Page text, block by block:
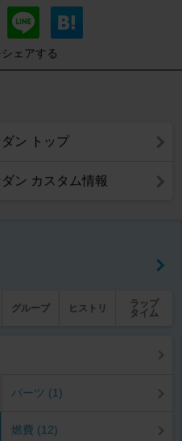
ェアする
ン トップ
ン カスタム情報
グループ ヒストリ
ラップ
タイム
パーツ (1)
燃費 (12)